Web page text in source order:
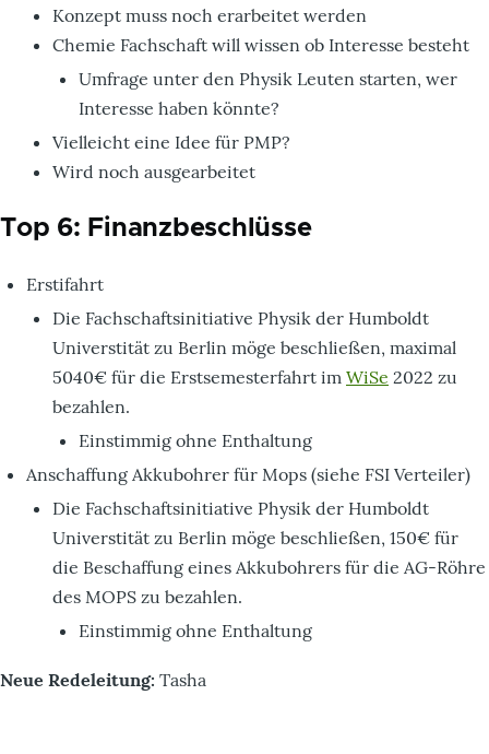
Konzept muss noch erarbeitet werden
Chemie Fachschaft will wissen ob Interesse besteht
Umfrage unter den Physik Leuten starten, wer
Interesse haben könnte?
Vielleicht eine Idee für PMP?
Wird noch ausgearbeitet
Top 6: Finanzbeschlüsse
Erstifahrt
Die Fachschaftsinitiative Physik der Humboldt
Universtität zu Berlin möge beschließen, maximal
5040€ für die Erstsemesterfahrt im WiSe 2022 zu
bezahlen.
Einstimmig ohne Enthaltung
Anschaffung Akkubohrer für Mops (siehe FSI Verteiler)
Die Fachschaftsinitiative Physik der Humboldt
Universtität zu Berlin möge beschließen, 150€ für
die Beschaffung eines Akkubohrers für die AG-Röhre
des MOPS zu bezahlen.
Einstimmig ohne Enthaltung
Neue Redeleitung: Tasha